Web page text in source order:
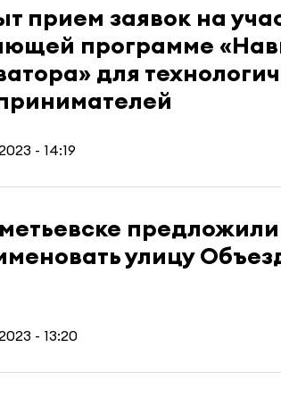
прием заявок на
программе
для
- 14:19
предложили
улицу
- 13:20